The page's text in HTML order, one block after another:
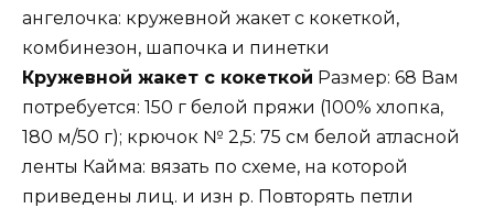
ангелочка: кружевной жакет с кокеткой,
комбинезон, шапочка и пинетки
Кружевной жакет с кокеткой Размер: 68 Вам
потребуется: 150 г белой пряжи (100% хлопка,
180 м/50 г); крючок № 2,5: 75 см белой атласной
ленты Кайма: вязать по схеме, на которой
приведены лиц. и изн р. Повторять петли